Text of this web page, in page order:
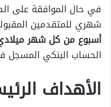
في حال الموافقة على
شهري للمتقدمين
أسبوع من كل شهر
الحساب البنكي المسجل
الأهداف